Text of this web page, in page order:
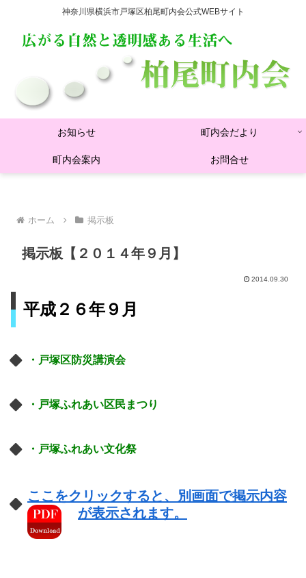
神奈川県横浜市戸塚区柏尾町内会公式WEBサイト
お知らせ 町内会だより
町内会案内 お問合せ
ホーム 掲示板
掲示板【２０１４年９月】
2014.09.30
平成２６年９月
・戸塚区防災講演会
・戸塚ふれあい区民まつり
・戸塚ふれあい文化祭
ここをクリックすると、別画面で掲示内容
が表示されます。